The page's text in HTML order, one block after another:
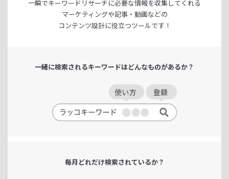
一瞬でキーワードリサーチに必要な情報を収集してくれる
マーケティングや記事・動画などの
コンテンツ設計に役立つツールです！
一緒に検索されるキーワードはどんなものがあるか？
毎月どれだけ検索されているか？